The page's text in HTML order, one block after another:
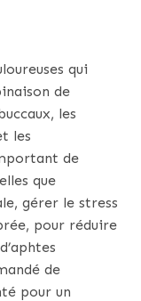
qui
de
les
les
de
que
gérer le stress
pour réduire
de
pour un